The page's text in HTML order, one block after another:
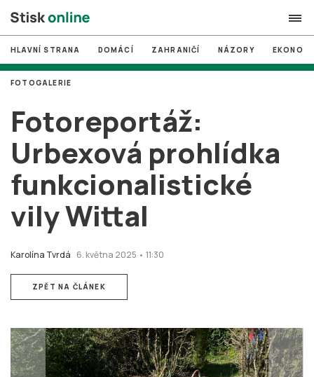
search
# MUNI
# Brno
volby
login PŘIHLÁSIT SE
Zapomněli jste heslo?
Založit nový účet
HLAVNÍ STRANA DOMÁCÍ ZAHRANIČÍ NÁZORY
Fotoreportáž:
Urbexová prohlídka
funkcionalistické
vily Wittal
Karolína Tvrdá 6. května 2025 • 11:30
FOTOGALERIE
ZPĚT NA ČLÁNEK